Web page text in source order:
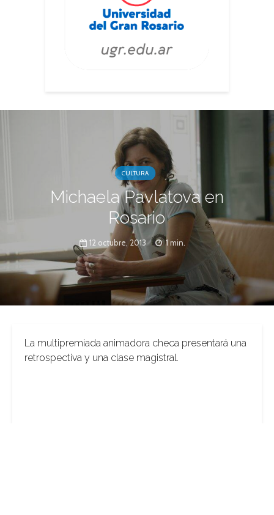
CULTURA
Michaela Pavlatova en
Rosario
12 octubre, 2013 1 min.
La multipremiada animadora checa presentará una
retrospectiva y una clase magistral.